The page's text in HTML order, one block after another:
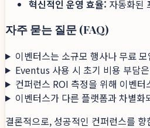
혁신적인 운영 효율: 자동화된
자주 묻는 질문 (FAQ)
이벤터스는 소규모 행사나 무료
Eventus 사용 시 초기 비용 부담
컨퍼런스 ROI 측정을 위해 이벤
이벤터스가 다른 플랫폼과 차별
결론적으로, 성공적인 컨퍼런스를